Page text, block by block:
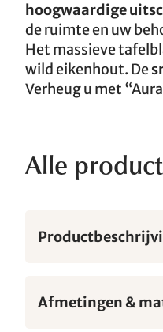
hoogwaardige
de ruimte en uw
Het massieve
wild eikenhout. De
Verheug u met
Alle
Afmetingen &